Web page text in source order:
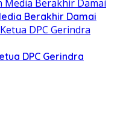
Berakhir Damai
DPC Gerindra